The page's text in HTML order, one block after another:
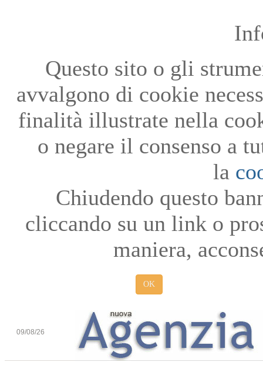
Questo sito o gli
avvalgono di cookie
finalità illustrate nella
o negare il consenso a
la
Chiudendo questo
cliccando su un link o
maniera,
OK
09/08/26